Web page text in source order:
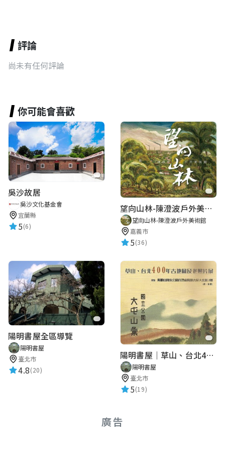
評論
尚未有任何評論
你可能會喜歡
吳沙故居
吳沙文化基金會
宜蘭縣
5(6)
望向山林-陳澄波戶外美術館
望向山林-陳澄波戶外美術館
嘉義市
5(36)
陽明書屋全區導覽
陽明書屋
臺北市
4.8(20)
陽明書屋｜草山、台北400年古地圖老照片展｜智慧導覽
陽明書屋
臺北市
5(19)
廣告